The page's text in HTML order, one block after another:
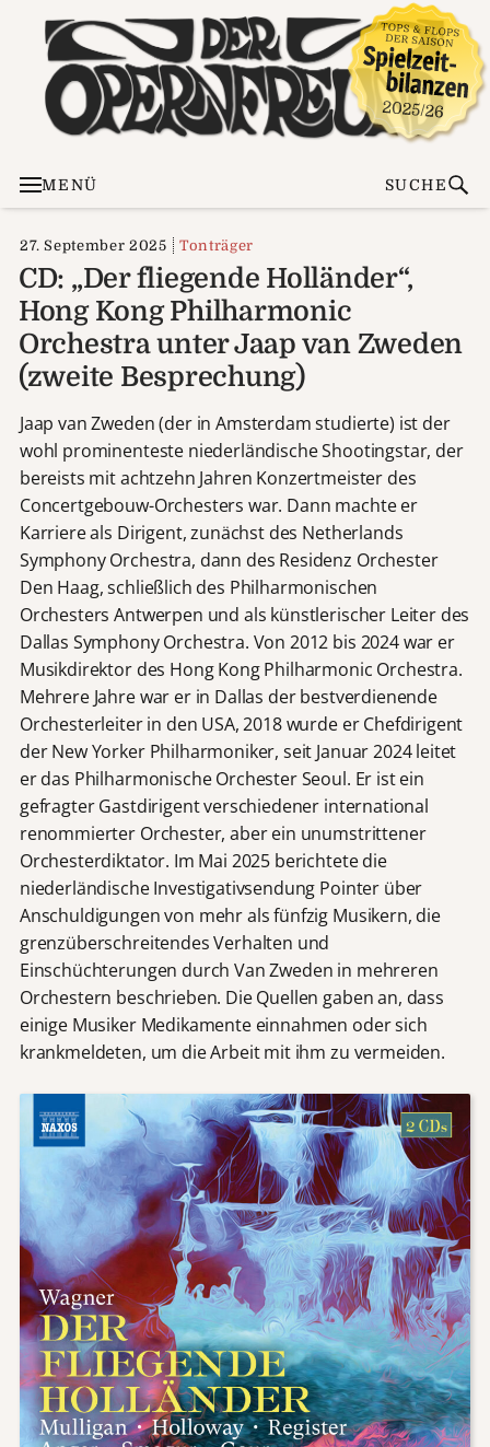
MENÜ SUCHE
27. September 2025 Tonträger
CD: „Der fliegende Holländer“,
Hong Kong Philharmonic
Orchestra unter Jaap van Zweden
(zweite Besprechung)
Jaap van Zweden (der in Amsterdam studierte) ist der
wohl prominenteste niederländische Shootingstar, der
bereists mit achtzehn Jahren Konzertmeister des
Concertgebouw-Orchesters war. Dann machte er
Karriere als Dirigent, zunächst des Netherlands
Symphony Orchestra, dann des Residenz Orchester
Den Haag, schließlich des Philharmonischen
Orchesters Antwerpen und als künstlerischer Leiter des
Dallas Symphony Orchestra. Von 2012 bis 2024 war er
Musikdirektor des Hong Kong Philharmonic Orchestra.
Mehrere Jahre war er in Dallas der bestverdienende
Orchesterleiter in den USA, 2018 wurde er Chefdirigent
der New Yorker Philharmoniker, seit Januar 2024 leitet
er das Philharmonische Orchester Seoul. Er ist ein
gefragter Gastdirigent verschiedener international
renommierter Orchester, aber ein unumstrittener
Orchesterdiktator. Im Mai 2025 berichtete die
niederländische Investigativsendung Pointer über
Anschuldigungen von mehr als fünfzig Musikern, die
grenzüberschreitendes Verhalten und
Einschüchterungen durch Van Zweden in mehreren
Orchestern beschrieben. Die Quellen gaben an, dass
einige Musiker Medikamente einnahmen oder sich
krankmeldeten, um die Arbeit mit ihm zu vermeiden.